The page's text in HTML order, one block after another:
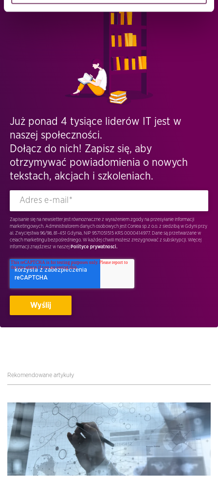
Już ponad 4 tysiące liderów IT jest w
naszej społeczności.
Dołącz do nich! Zapisz się, aby
otrzymywać powiadomienia o nowych
tekstach, akcjach i szkoleniach.
Zapisanie się na newsletter jest równoznaczne z wyrażeniem zgody na przesyłanie informacji
marketingowych. Administratorem danych osobowych jest Conlea sp.z o.o. z siedzibą w Gdyni przy
al. Zwycięstwa 96/98, 81-451 Gdynia, NIP 9571051515 KRS 0000414977. Dane są przetwarzane w
celach marketingu bezpośredniego. W każdej chwili możesz zrezygnować z subskrypcji. Więcej
informacji znajdziesz w naszej Polityce prywatnosci.
Rekomendowane artykuły